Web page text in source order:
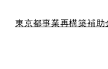
東京都事業再構築補